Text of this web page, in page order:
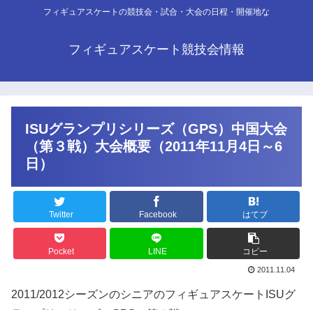
フィギュアスケートの競技会・試合・大会の日程・開催地な
フィギュアスケート競技会情報
ISUグランプリシリーズ（GPS）中国大会
（第３戦）大会概要（2011年11月4日～6
日）
Twitter Facebook はてブ
Pocket LINE コピー
2011.11.04
2011/2012シーズンのシニアのフィギュアスケートISUグ